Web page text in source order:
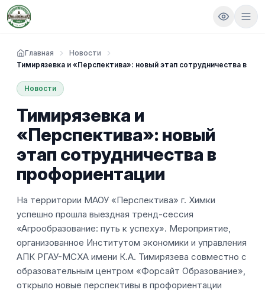
Главная
Новости
Тимирязевка и «Перспектива»: новый этап сотрудничества в
Новости
Тимирязевка и
«Перспектива»: новый
этап сотрудничества в
профориентации
На территории МАОУ «Перспектива» г. Химки
успешно прошла выездная тренд-сессия
«Агрообразование: путь к успеху». Мероприятие,
организованное Институтом экономики и управления
АПК РГАУ-МСХА имени К.А. Тимирязева совместно с
образовательным центром «Форсайт Образование»,
открыло новые перспективы в профориентации